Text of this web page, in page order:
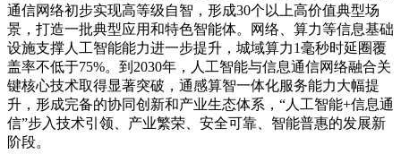
通信网络初步实现高等级自智，形成30个以上高价值典型场
景，打造一批典型应用和特色智能体。网络、算力等信息基础
设施支撑人工智能能力进一步提升，城域算力1毫秒时延圈覆
盖率不低于75%。到2030年，人工智能与信息通信网络融合关
键核心技术取得显著突破，通感算智一体化服务能力大幅提
升，形成完备的协同创新和产业生态体系，“人工智能+信息通
信”步入技术引领、产业繁荣、安全可靠、智能普惠的发展新
阶段。